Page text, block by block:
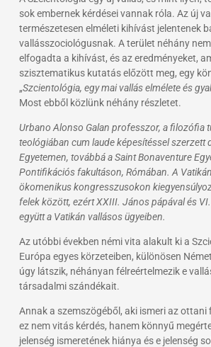
sok embernek kérdései vannak róla. Az új
természetesen elméleti kihívást jelentenek
vallásszociológusnak. A terület néhány
elfogadta a kihívást, és az eredményeket,
szisztematikus kutatás előzött meg, egy
„Szcientológia, egy mai vallás elmélete és
Most ebből közlünk néhány részletet.
Urbano Alonso Galan professzor, a filozófia
teológiában cum laude képesítéssel szerzett
Egyetemen, továbbá a Saint Bonaventure
Pontifikációs fakultáson, Rómában. A
ökomenikus kongresszusokon
felek között, ezért XXIII. János pápával és
együtt a Vatikán vallásos ügyeiben.
Az utóbbi években némi vita alakult ki a
Európa egyes körzeteiben, különösen
úgy látszik, néhányan félreértelmezik e
társadalmi szándékait.
Annak a szemszögéből, aki ismeri az
ez nem vitás kérdés, hanem könnyű
jelenség ismeretének hiánya és e jelenség